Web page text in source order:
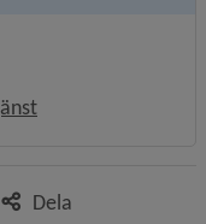
Dela